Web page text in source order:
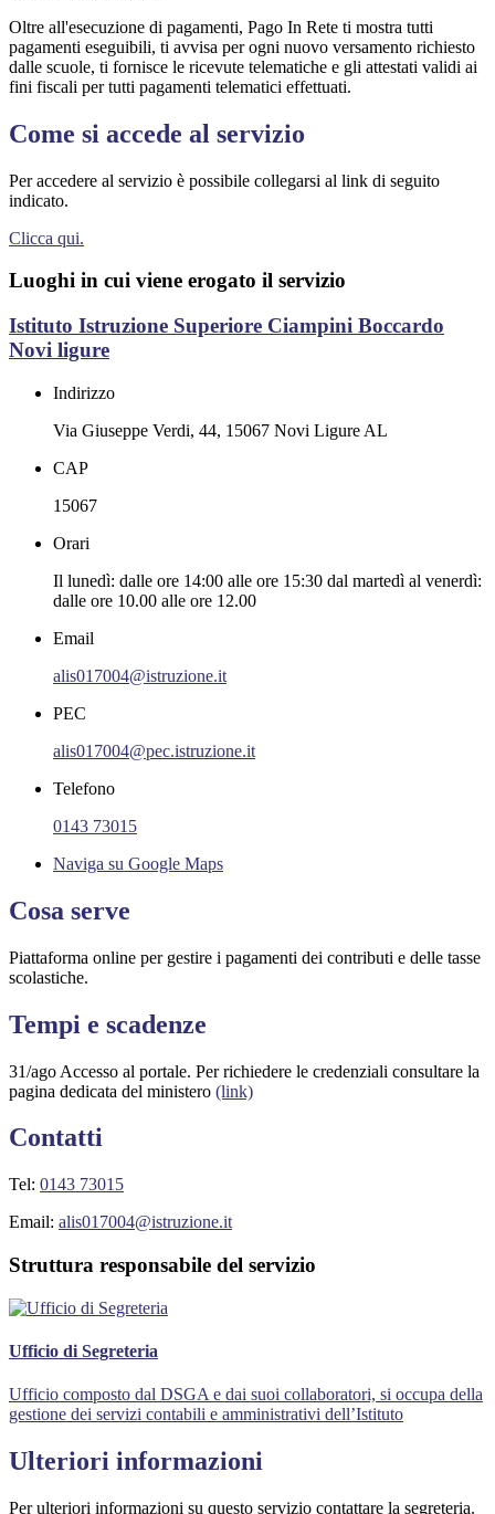
Oltre all'esecuzione di pagamenti, Pago In Rete ti mostra tutti
pagamenti eseguibili, ti avvisa per ogni nuovo versamento richiesto
dalle scuole, ti fornisce le ricevute telematiche e gli attestati validi ai
fini fiscali per tutti pagamenti telematici effettuati.
Come si accede al servizio
Per accedere al servizio è possibile collegarsi al link di seguito
indicato.
Clicca qui.
Luoghi in cui viene erogato il servizio
Istituto Istruzione Superiore Ciampini Boccardo
Novi ligure
Indirizzo
Via Giuseppe Verdi, 44, 15067 Novi Ligure AL
CAP
15067
Orari
Il lunedì: dalle ore 14:00 alle ore 15:30 dal martedì al venerdì:
dalle ore 10.00 alle ore 12.00
Email
alis017004@istruzione.it
PEC
alis017004@pec.istruzione.it
Telefono
0143 73015
Naviga su Google Maps
Cosa serve
Piattaforma online per gestire i pagamenti dei contributi e delle tasse
scolastiche.
Tempi e scadenze
31/ago Accesso al portale. Per richiedere le credenziali consultare la
pagina dedicata del ministero (link)
Contatti
Tel: 0143 73015
Email: alis017004@istruzione.it
Struttura responsabile del servizio
Ufficio di Segreteria
Ufficio composto dal DSGA e dai suoi collaboratori, si occupa della
gestione dei servizi contabili e amministrativi dell’Istituto
Ulteriori informazioni
Per ulteriori informazioni su questo servizio contattare la segreteria.